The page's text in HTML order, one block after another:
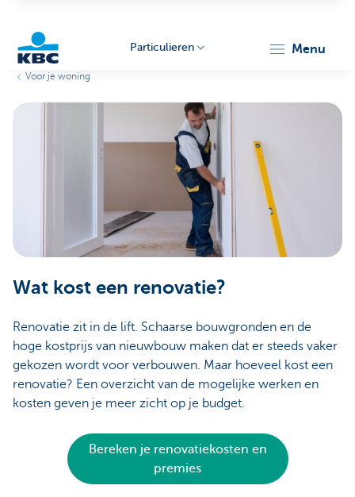
Particulieren menu
Voor je woning
Wat kost een renovatie?
Renovatie zit in de lift. Schaarse bouwgronden en de
hoge kostprijs van nieuwbouw maken dat er steeds vaker
gekozen wordt voor verbouwen. Maar hoeveel kost een
renovatie? Een overzicht van de mogelijke werken en
kosten geven je meer zicht op je budget.
Bereken je renovatiekosten en
premies